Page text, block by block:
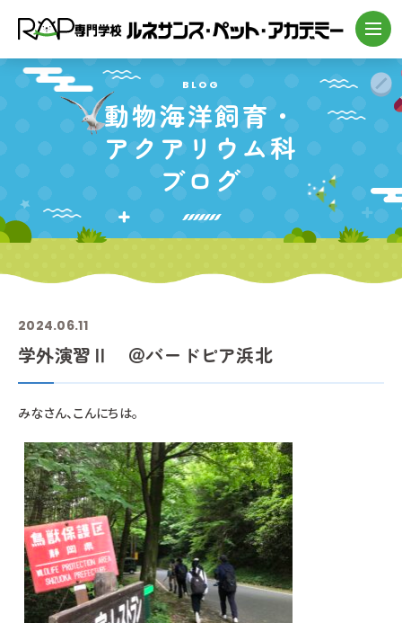
BLOG
動物海洋飼育・
アクアリウム科
ブログ
2024.06.11
学外演習Ⅱ ＠バードピア浜北
みなさん、こんにちは。